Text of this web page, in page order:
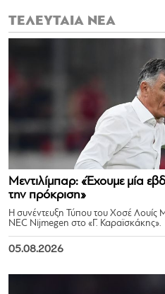
ΤΕΛΕΥΤΑΙΑ ΝΕΑ
Μεντιλίμπαρ: «Έχουμε μία
την πρόκριση»
Η συνέντευξη Τύπου του Χοσέ Λουίς
NEC Nijmegen στο «Γ. Καραϊσκάκης».
05.08.2026